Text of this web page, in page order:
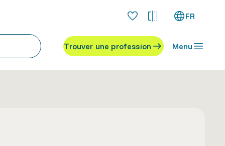
FR
Trouver une profession Menu